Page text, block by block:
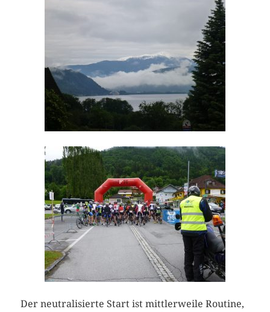
Der neutralisierte Start ist mittlerweile Routine,